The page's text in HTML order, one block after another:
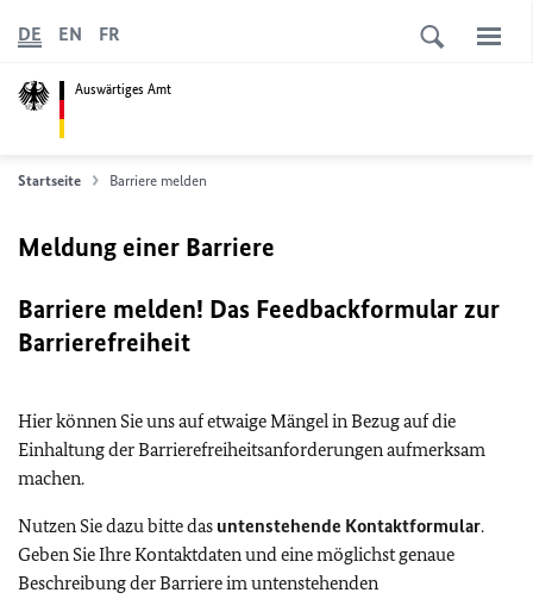
Auswärtiges Amt
DE EN FR
Startseite Barriere melden
Meldung einer Barriere
Barriere melden! Das Feedbackformular zur
Barrierefreiheit
Hier können Sie uns auf etwaige Mängel in Bezug auf die
Einhaltung der Barrierefreiheitsanforderungen aufmerksam
machen.
Nutzen Sie dazu bitte das untenstehende Kontaktformular.
Geben Sie Ihre Kontaktdaten und eine möglichst genaue
Beschreibung der Barriere im untenstehenden